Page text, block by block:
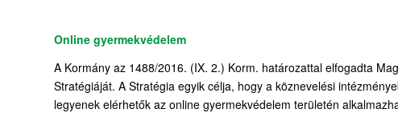
Online gyermekvédelem
A Kormány az 1488/2016. (IX. 2.) Korm. határozattal elfogadta
Stratégiáját. A Stratégia egyik célja, hogy a köznevelési
legyenek elérhetők az online gyermekvédelem területén